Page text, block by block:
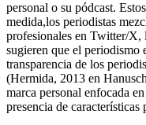
personal o su pódcast.
medida,los periodistas
profesionales en Twitter/X,
sugieren que el periodismo
transparencia de los
(Hermida, 2013 en
marca personal enfocada
presencia de características